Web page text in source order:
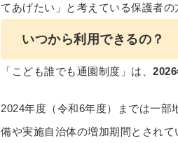
てあげたい」と考えている保護者の
いつから利用できるの？
「こども誰でも通園制度」は、
2024年度（令和6年度）までは一
備や実施自治体の増加期間とされ